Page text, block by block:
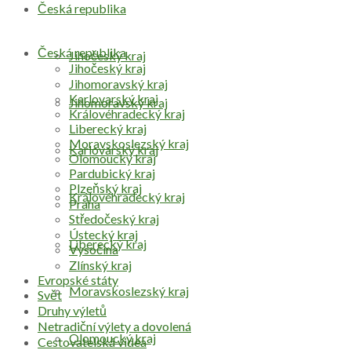
Česká republika
Jihočeský kraj
Jihomoravský kraj
Karlovarský kraj
Královéhradecký kraj
Liberecký kraj
Moravskoslezský kraj
Olomoucký kraj
Česká republika
Jihočeský kraj
Jihomoravský kraj
Karlovarský kraj
Královéhradecký kraj
Liberecký kraj
Moravskoslezský kraj
Olomoucký kraj
Pardubický kraj
Plzeňský kraj
Praha
Středočeský kraj
Ústecký kraj
Vysočina
Zlínský kraj
Evropské státy
Svět
Druhy výletů
Netradiční výlety a dovolená
Cestovatelská videa